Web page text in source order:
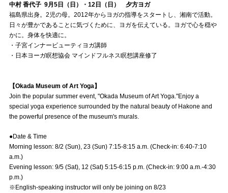
中村 香代子 9月5日（日）・12日（日） 夕方ヨガ
福島県出身。2児の母。2012年からヨガの指導をスタートし、湘南で活動。
日々が豊かであることに気づくために、ヨガを伝えている。ヨガで心を穏や
かに。身体を快適に。
・子宮インナービューティヨガ講師
・日本ヨーガ瞑想協会 マインドフルネス瞑想講座修了
【Okada Museum of Art Yoga】
Join the popular summer event, "Okada Museum of Art Yoga."Enjoy a
special yoga experience surrounded by the natural beauty of Hakone and
the powerful presence of the museum's murals.
●Date & Time
Morning lesson: 8/2 (Sun), 23 (Sun) 7:15-8:15 a.m. (Check-in: 6:40-7:10
a.m.)
Evening lesson: 9/5 (Sat), 12 (Sat) 5:15-6:15 p.m. (Check-in: 9:00 a.m.-4:30
p.m.)
※English-speaking instructor will only be joining on 8/23